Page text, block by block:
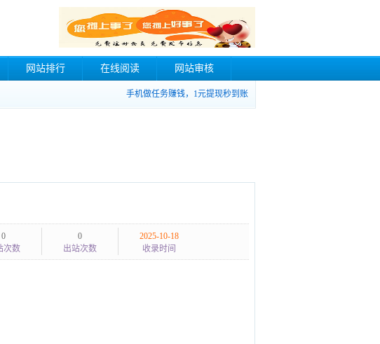
网站排行 在线阅读 网站审核
手机做任务赚钱，1元提现秒到账
0
次数
0
出站次数
2025-10-18
收录时间